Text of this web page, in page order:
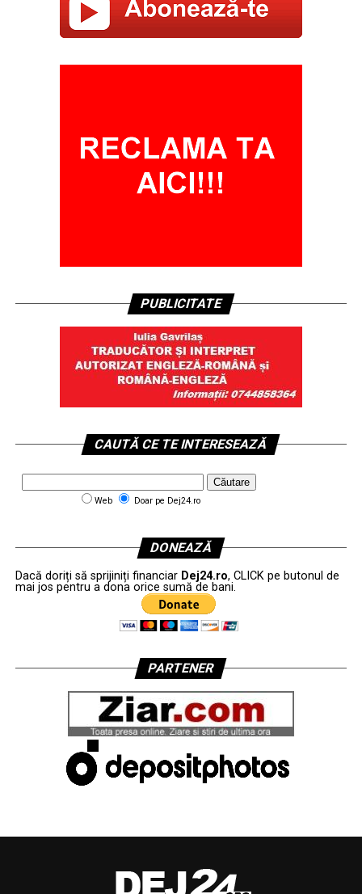
PUBLICITATE
CAUTĂ CE TE INTERESEAZĂ
Web Doar pe Dej24.ro
DONEAZĂ
Dacă doriți să sprijiniți financiar Dej24.ro, CLICK pe butonul de
mai jos pentru a dona orice sumă de bani.
PARTENER